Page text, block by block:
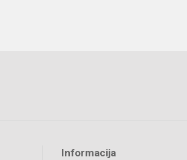
Informacija